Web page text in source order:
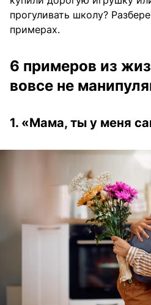
прогуливать школу?
примерах.
6 примеров из
вовсе не
1. «Мама, ты у меня